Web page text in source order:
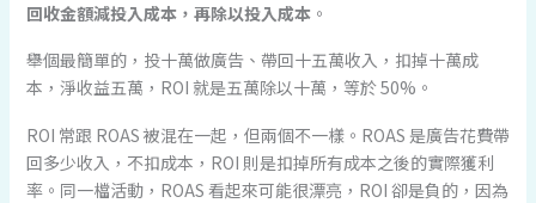
回收金額減投入成本，再除以投入成本。
舉個最簡單的，投十萬做廣告、帶回十五萬收入，扣掉十萬成
本，淨收益五萬，ROI 就是五萬除以十萬，等於 50%。
ROI 常跟 ROAS 被混在一起，但兩個不一樣。ROAS 是廣告花費帶
回多少收入，不扣成本，ROI 則是扣掉所有成本之後的實際獲利
率。同一檔活動，ROAS 看起來可能很漂亮，ROI 卻是負的，因為